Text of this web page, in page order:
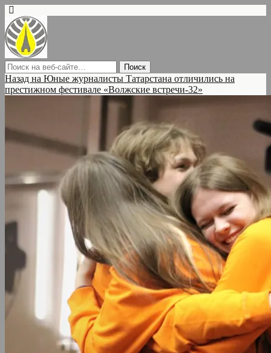
Назад на Юные журналисты Татарстана отличились на
престижном фестивале «Волжские встречи-32»